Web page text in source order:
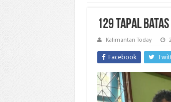
129 Tapal
Kalimantan Today
Facebook